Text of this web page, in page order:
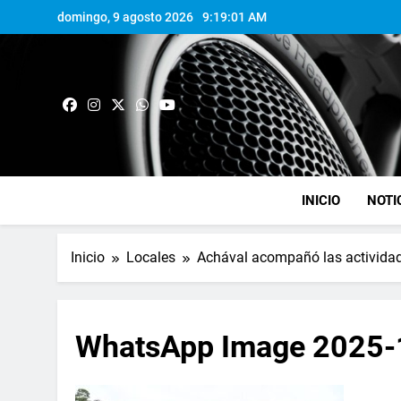
domingo, 9 agosto 2026 9:19:01 AM
INICIO
Inicio Locales Achával acompañó las
WhatsApp Image